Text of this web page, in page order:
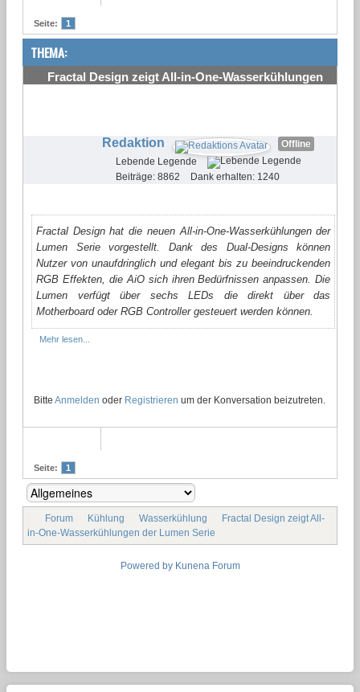
Seite: 1
THEMA:
Fractal Design zeigt All-in-One-Wasserkühlungen
Redaktion
Offline
Lebende Legende
Beiträge: 8862
Dank erhalten: 1240
Fractal Design hat die neuen All-in-One-Wasserkühlungen der
Lumen Serie vorgestellt. Dank des Dual-Designs können
Nutzer von unaufdringlich und elegant bis zu beeindruckenden
RGB Effekten, die AiO sich ihren Bedürfnissen anpassen. Die
Lumen verfügt über sechs LEDs die direkt über das
Motherboard oder RGB Controller gesteuert werden können.
Mehr lesen...
Bitte Anmelden oder Registrieren um der Konversation beizutreten.
Seite: 1
Forum Kühlung Wasserkühlung
Fractal Design zeigt All-
in-One-Wasserkühlungen der Lumen Serie
Powered by Kunena Forum